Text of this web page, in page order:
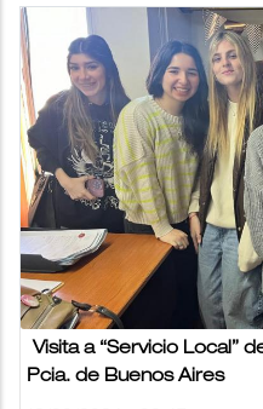
Visita a “Servicio Local”
Pcia. de Buenos Aires